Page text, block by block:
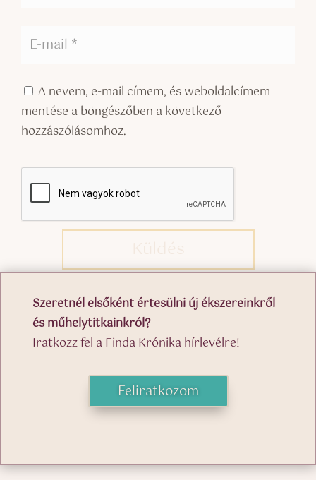
A nevem, e-mail címem, és weboldalcímem
mentése a böngészőben a következő
hozzászólásomhoz.
Szeretnél elsőként értesülni új ékszereinkről
és műhelytitkainkról?
Iratkozz fel a Finda Krónika hírlevélre!
Feliratkozom